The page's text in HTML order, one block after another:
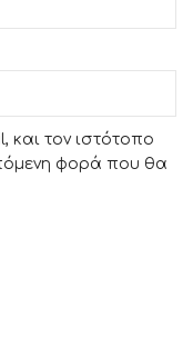
και τον ιστότοπο
φορά που θα